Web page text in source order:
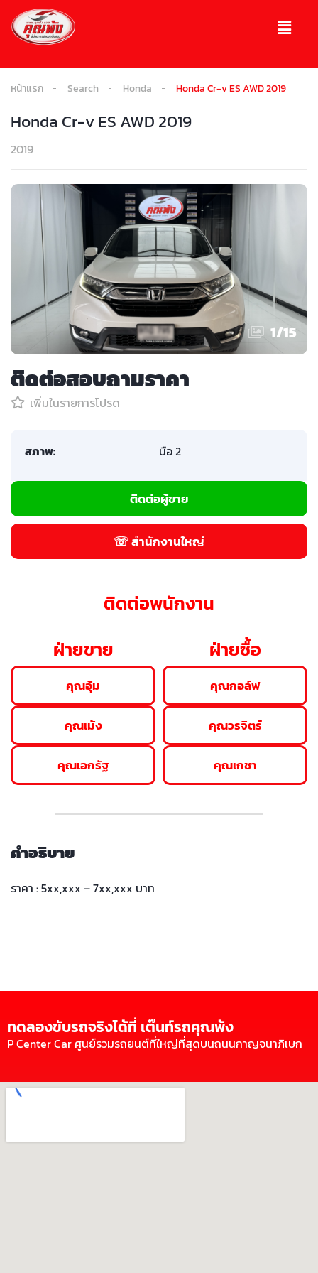
หน้าแรก Search Honda Honda Cr-v ES AWD 2019
Honda Cr-v ES AWD 2019
2019
1/15
ติดต่อสอบถามราคา
เพิ่มในรายการโปรด
สภาพ: มือ 2
ติดต่อผู้ขาย
☏ สำนักงานใหญ่
ติดต่อพนักงาน
ฝ่ายขาย
คุณอุ้ม
คุณเม้ง
คุณเอกรัฐ
ฝ่ายซื้อ
คุณกอล์ฟ
คุณวรจิตร์
คุณเกชา
คำอธิบาย
ราคา : 5xx,xxx – 7xx,xxx บาท
ทดลองขับรถจริงได้ที่ เต๊นท์รถคุณพ้ง
P Center Car ศูนย์รวมรถยนต์ที่ใหญ่ที่สุดบนถนนกาญจนาภิเษก